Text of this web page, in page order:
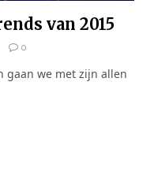
van 2015
0
gaan we met zijn allen